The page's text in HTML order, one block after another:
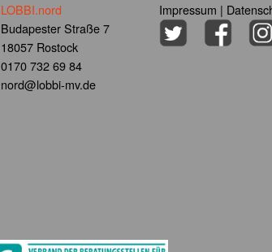
LOBBI.nord
Budapester Straße 7
18057 Rostock
0170 732 69 84
nord@lobbi-mv.de
Impressum |